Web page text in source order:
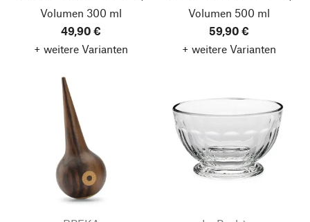
Volumen 300 ml
49,90 €
+ weitere Varianten
Volumen 500 ml
59,90 €
+ weitere Varianten
Nach oben